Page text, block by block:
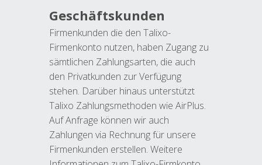
Geschäftskunden
Firmenkunden die den Talixo-
Firmenkonto nutzen, haben Zugang zu
sämtlichen Zahlungsarten, die auch
den Privatkunden zur Verfügung
stehen. Darüber hinaus unterstützt
Talixo Zahlungsmethoden wie AirPlus.
Auf Anfrage können wir auch
Zahlungen via Rechnung für unsere
Firmenkunden erstellen. Weitere